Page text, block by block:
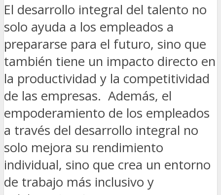
El desarrollo integral del talento no
solo ayuda a los empleados a
prepararse para el futuro, sino que
también tiene un impacto directo en
la productividad y la competitividad
de las empresas. Además, el
empoderamiento de los empleados
a través del desarrollo integral no
solo mejora su rendimiento
individual, sino que crea un entorno
de trabajo más inclusivo y